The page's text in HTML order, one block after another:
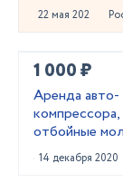
22 мая 2024
1 000 ₽
Аренда авто-
компрессора,
отбойные
14 декабря 2020